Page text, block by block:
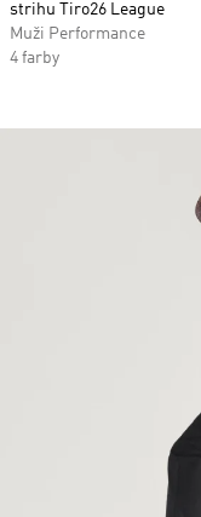
strihu Tiro26 League
Muži Performance
4 farby